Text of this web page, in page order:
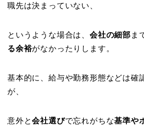
職先は決まっていない、
というような場合は、 会社の細部 ま
る余裕がなかったりします。
基本的に、給与や勤務形態などは確
が、
意外と会社選びで忘れがちな基準や